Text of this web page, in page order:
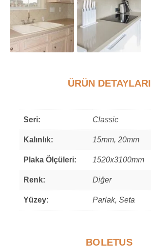
ÜRÜN DETAYLARI
Seri: Classic
Kalınlık: 15mm, 20mm
Plaka Ölçüleri: 1520x3100mm
Renk: Diğer
Yüzey: Parlak, Seta
BOLETUS